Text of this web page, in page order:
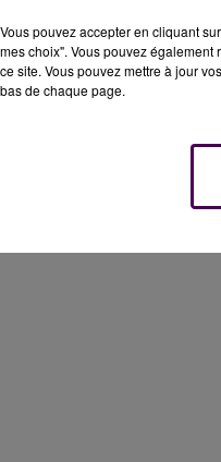
Vous pouvez accepter en cliquant
mes choix". Vous pouvez
ce site. Vous pouvez mettre à jour
bas de chaque page.